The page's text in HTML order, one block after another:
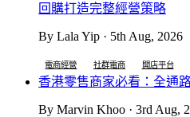
回購打造完整經營策略
By Lala Yip · 5th Aug, 2026
電商經營 社群電商 開店平台
香港零售商家必看：全通
By Marvin Khoo · 3rd Aug,